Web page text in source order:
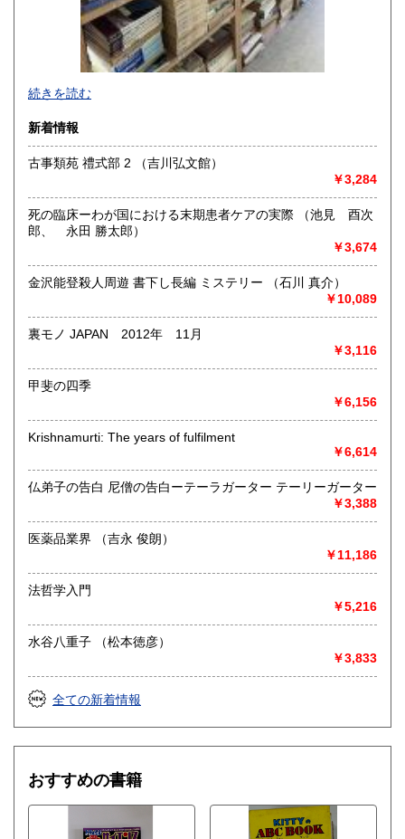
-
沿線名：-
最寄駅：-
営業時間：-
定休日：-
書籍の買取について
-
取り扱い分野
総記、哲学宗教、歴史、社会科学、自然科学、美術工芸、国
語国文、外国文学、古典籍、近代文献、趣味、外国書、サブ
カルチャー、古書一般（その他）
書籍全般
続きを読む
新着情報
古事類苑 禮式部 2 （吉川弘文館）
￥3,284
死の臨床ーわが国における末期患者ケアの実際 （池見 酉次
郎、 永田 勝太郎）
￥3,674
金沢能登殺人周遊 書下し長編 ミステリー （石川 真介）
￥10,089
裏モノ JAPAN 2012年 11月
￥3,116
甲斐の四季
￥6,156
Krishnamurti: The years of fulfilment
￥6,614
仏弟子の告白 尼僧の告白ーテーラガーター テーリーガーター
￥3,388
医薬品業界 （吉永 俊朗）
￥11,186
法哲学入門
￥5,216
水谷八重子 （松本徳彦）
￥3,833
全ての新着情報
おすすめの書籍